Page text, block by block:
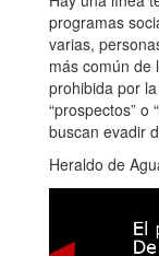
programas
varias,
más común de
prohibida por
“prospectos” o
buscan evadir
Heraldo de